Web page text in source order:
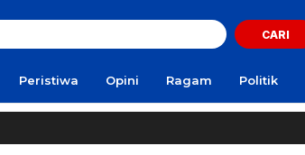
CARI
Peristiwa Opini Ragam Politik